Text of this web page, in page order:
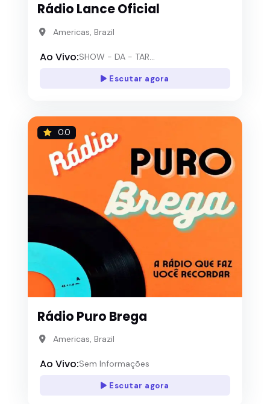
Rádio Lance Oficial
Americas, Brazil
Ao Vivo:SHOW - DA - TAR...
Escutar agora
0.0
Rádio Puro Brega
Americas, Brazil
Ao Vivo:Sem Informações
Escutar agora